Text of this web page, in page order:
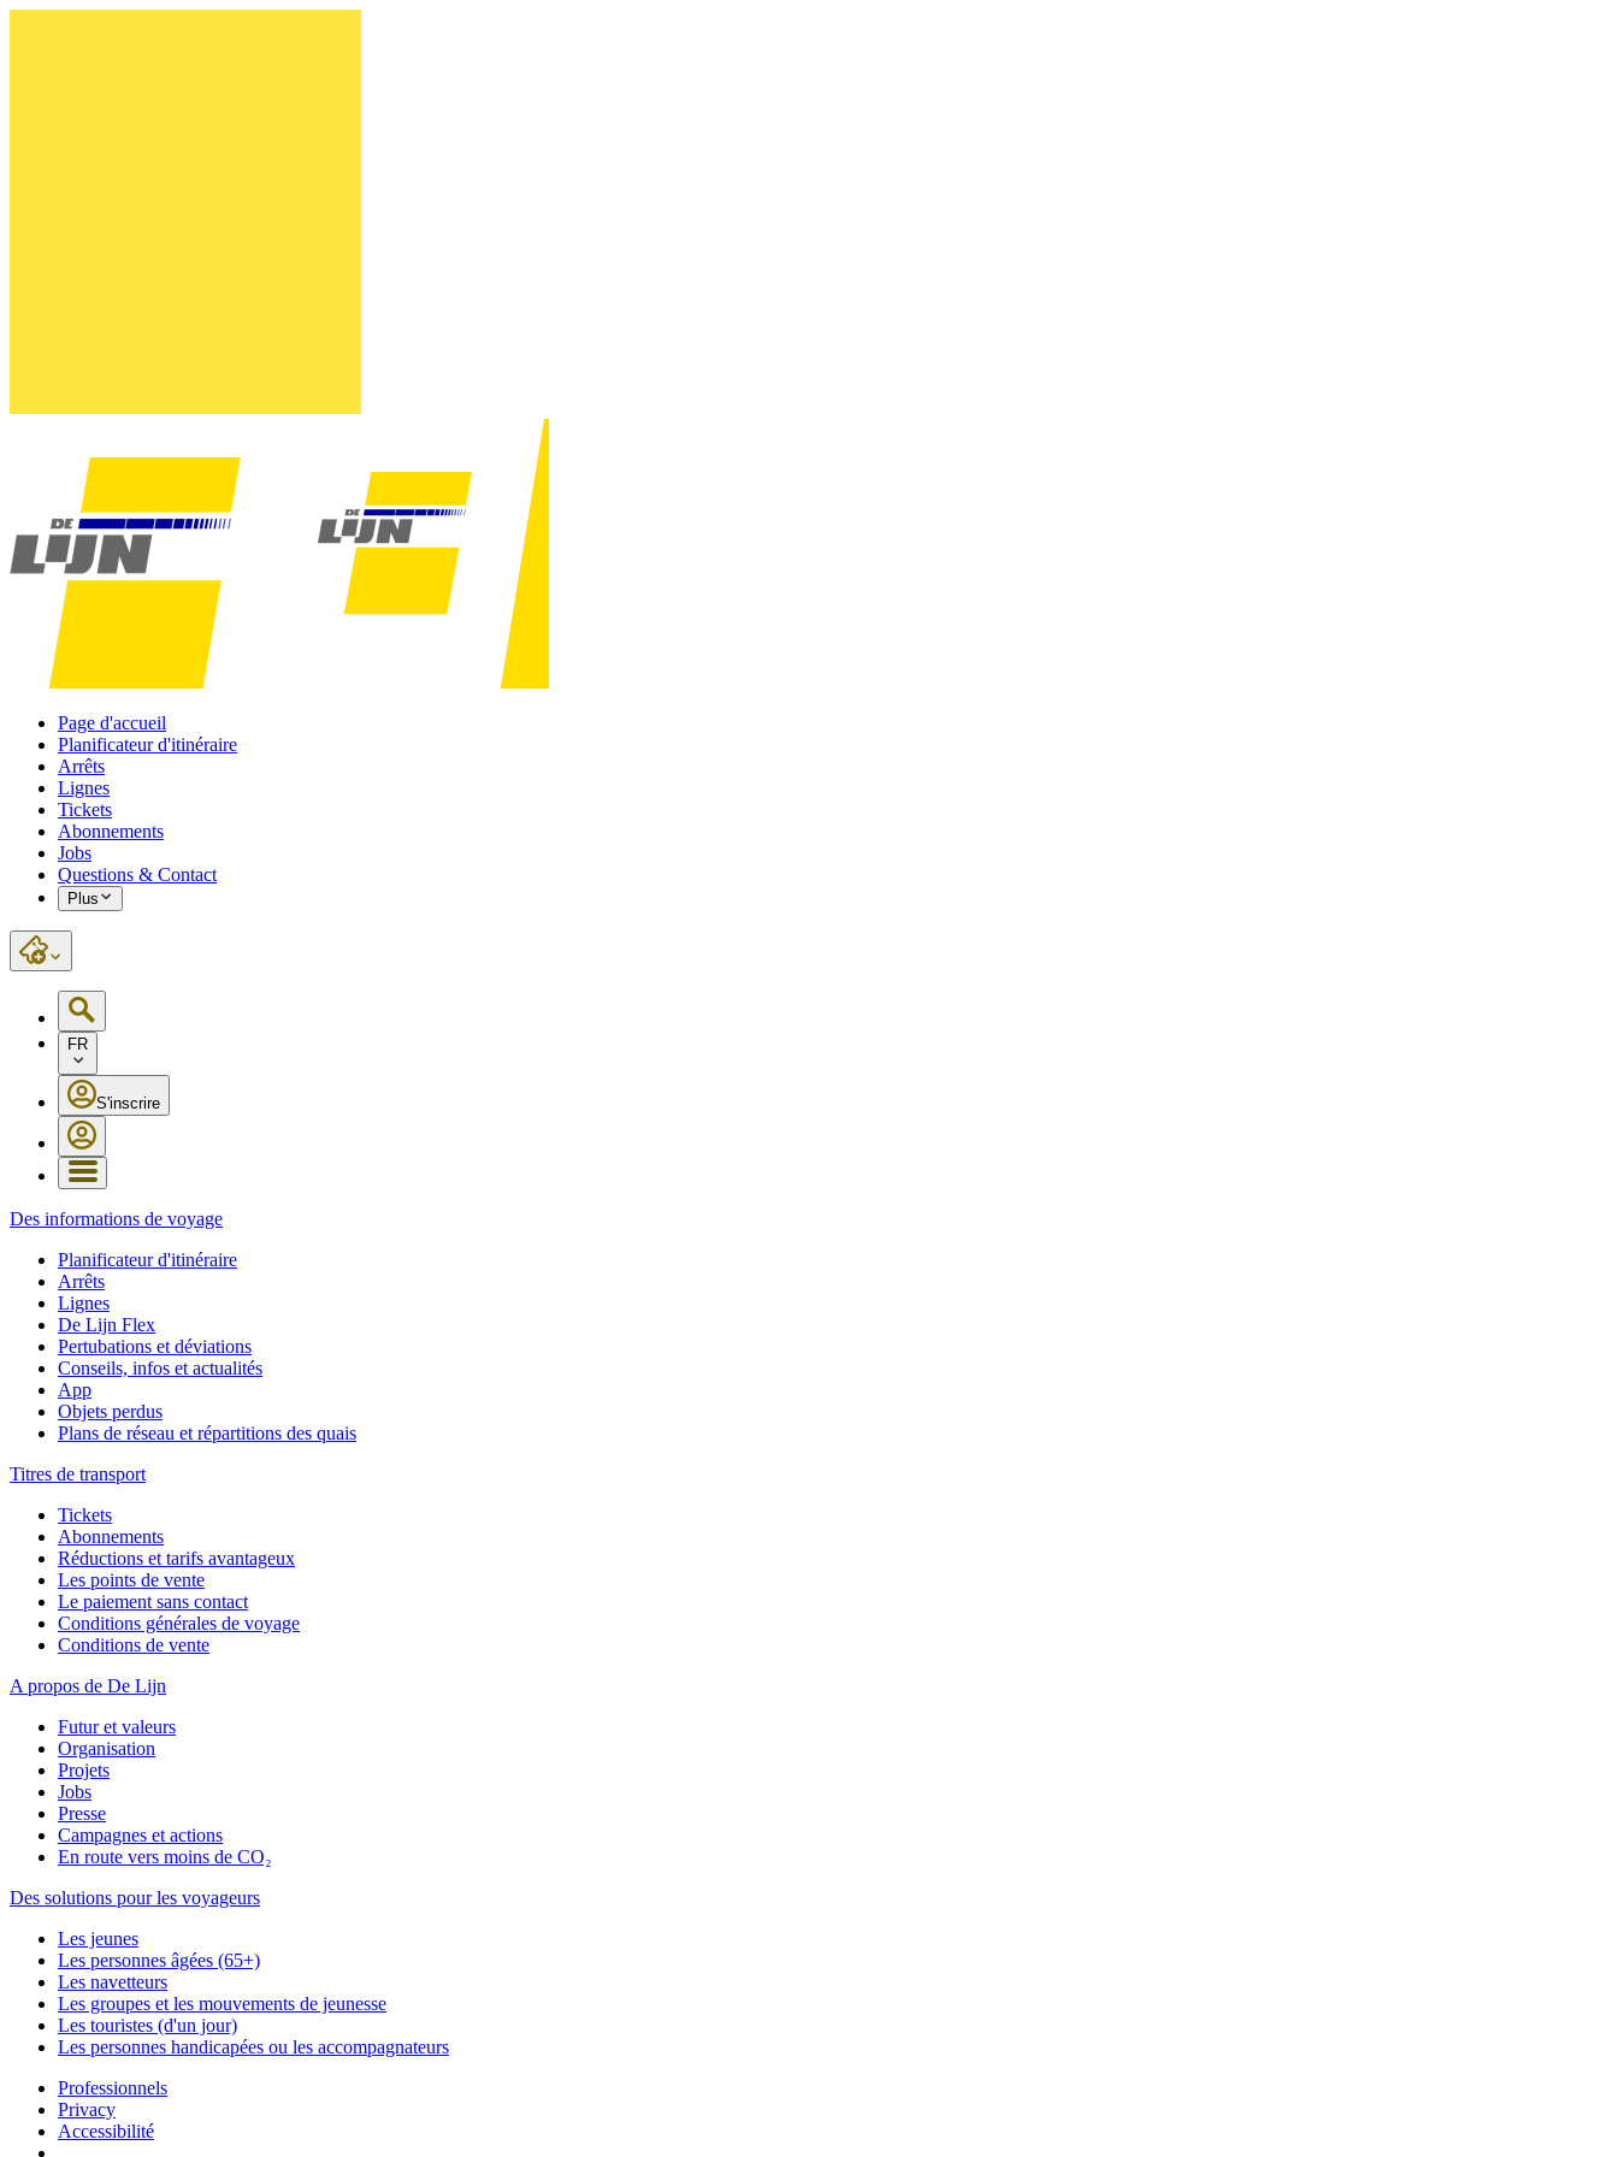
Page d'accueil
Planificateur d'itinéraire
Arrêts
Lignes
Tickets
Abonnements
Jobs
Questions & Contact
Plus
FR
S'inscrire
Des informations de voyage
Planificateur d'itinéraire
Arrêts
Lignes
De Lijn Flex
Pertubations et déviations
Conseils, infos et actualités
App
Objets perdus
Plans de réseau et répartitions des quais
Titres de transport
Tickets
Abonnements
Réductions et tarifs avantageux
Les points de vente
Le paiement sans contact
Conditions générales de voyage
Conditions de vente
A propos de De Lijn
Futur et valeurs
Organisation
Projets
Jobs
Presse
Campagnes et actions
En route vers moins de CO₂
Des solutions pour les voyageurs
Les jeunes
Les personnes âgées (65+)
Les navetteurs
Les groupes et les mouvements de jeunesse
Les touristes (d'un jour)
Les personnes handicapées ou les accompagnateurs
Professionnels
Privacy
Accessibilité